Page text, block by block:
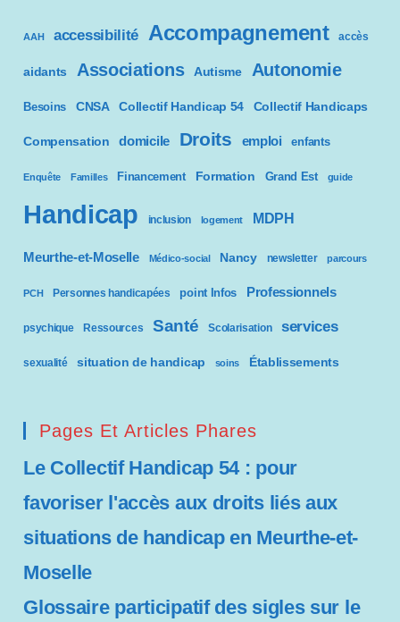
Grand
AAH accessibilité Accompagnement accès
aidants Associations Autisme Autonomie
Besoins CNSA Collectif Handicap 54 Collectif Handicaps
Compensation domicile Droits emploi enfants
Enquête Familles Financement Formation Grand Est guide
Handicap inclusion logement MDPH
Meurthe-et-Moselle Médico-social Nancy newsletter parcours
PCH Personnes handicapées point Infos Professionnels
psychique Ressources Santé Scolarisation services
sexualité situation de handicap soins Établissements
Pages Et Articles Phares
Le Collectif Handicap 54 : pour
favoriser l'accès aux droits liés aux
situations de handicap en Meurthe-et-
Moselle
Glossaire participatif des sigles sur le